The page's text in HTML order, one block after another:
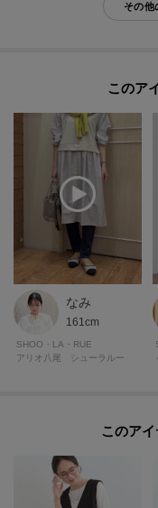
モデル情報：身長165cm
その他
このア
なみ
161cm
SHOO・LA・RUE
アリオ八尾 シューラルー
このア